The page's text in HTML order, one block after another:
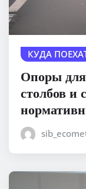
КУДА
Опоры
столбов и